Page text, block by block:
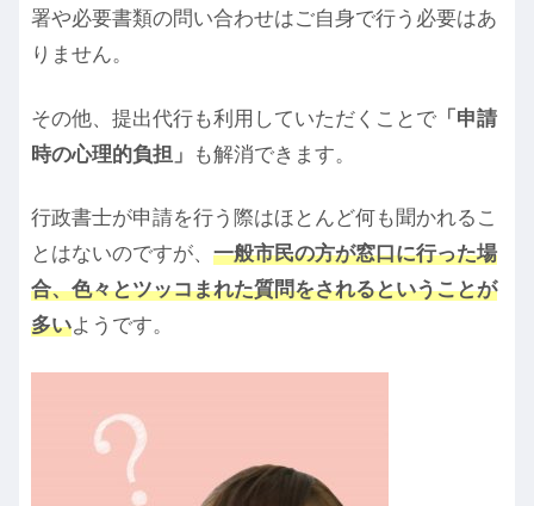
署や必要書類の問い合わせはご自身で行う必要はあ
りません。
その他、提出代行も利用していただくことで 「申請
時の心理的負担」
も解消できます。
行政書士が申請を行う際はほとんど何も聞かれるこ
とはないのですが、 一般市民の方が窓口に行った場
合、色々とツッコまれた質問をされるということが
多いようです。